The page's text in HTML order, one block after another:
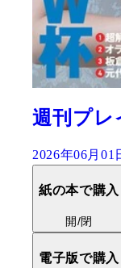
週刊プレ
2026年06月01
紙の本で購入
開/閉
電子版で購入